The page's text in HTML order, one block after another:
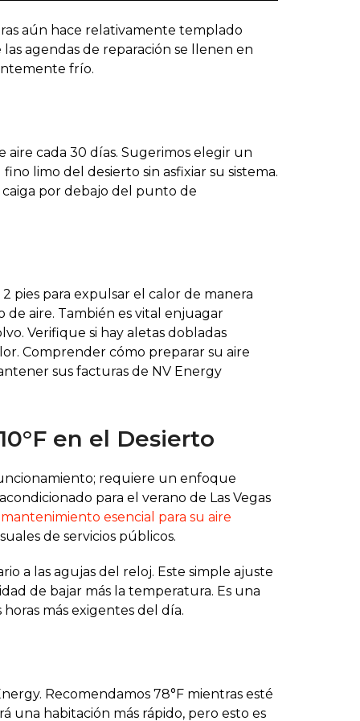
aún hace relativamente templado
agendas de reparación se llenen en
frío.
aire cada 30 días. Sugerimos elegir un
limo del desierto sin asfixiar su sistema.
por debajo del punto de
pies para expulsar el calor de manera
aire. También es vital enjuagar
Verifique si hay aletas dobladas
Comprender cómo preparar su aire
sus facturas de NV Energy
en el Desierto
requiere un enfoque
para el verano de Las Vegas
mantenimiento esencial para su aire
de servicios públicos.
a las agujas del reloj. Este simple ajuste
de bajar más la temperatura. Es una
más exigentes del día.
Recomendamos 78°F mientras esté
una habitación más rápido, pero esto es